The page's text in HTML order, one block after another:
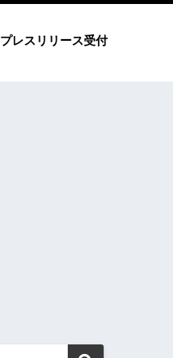
プレスリリース受付